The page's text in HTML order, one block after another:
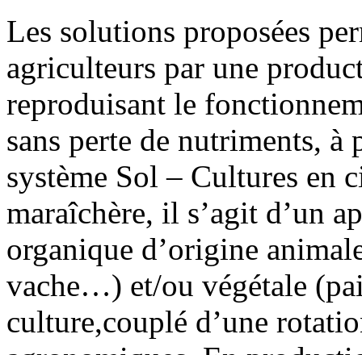
Les solutions proposées
agriculteurs par une
reproduisant le
sans perte de nutriments,
système Sol – Cultures en
maraîchère, il s’agit d’un
organique d’origine
vache…) et/ou végétale
culture,couplé d’une